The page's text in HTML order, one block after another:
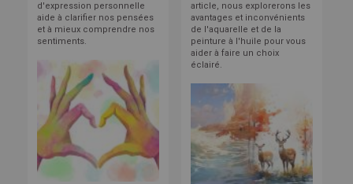
d'expression personnelle
aide à clarifier nos pensées
et à mieux comprendre nos
sentiments.
article, nous explorerons les
avantages et inconvénients
de l'aquarelle et de la
peinture à l'huile pour vous
aider à faire un choix
éclairé.